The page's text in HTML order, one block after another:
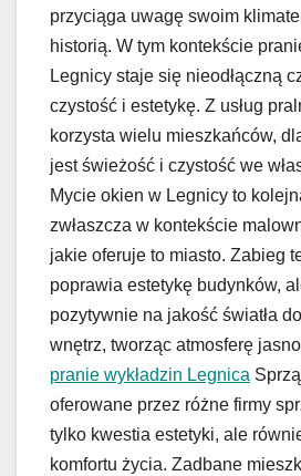
przyciąga uwagę swoim
historią. W tym kontekście
Legnicy staje się nieodłączną
czystość i estetykę. Z usług
korzysta wielu mieszkańców,
jest świeżość i czystość we
Mycie okien w Legnicy to
zwłaszcza w kontekście
jakie oferuje to miasto. Zabieg
poprawia estetykę budynków,
pozytywnie na jakość światła
wnętrz, tworząc atmosferę
pranie wykładzin Legnica
oferowane przez różne firmy
tylko kwestia estetyki, ale
komfortu życia. Zadbane